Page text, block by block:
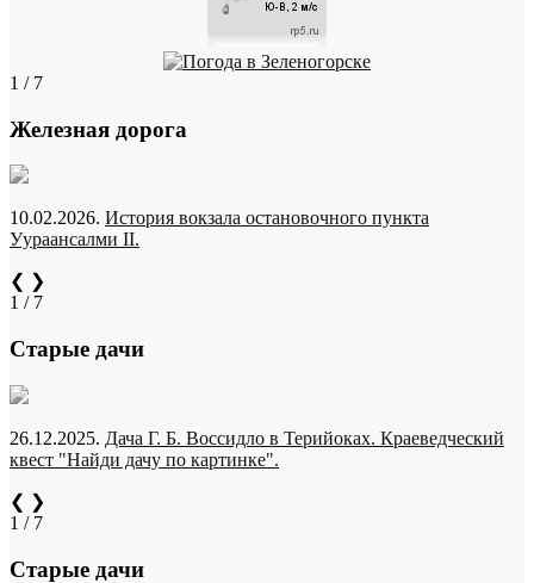
1 / 7
Железная дорога
10.02.2026. История вокзала остановочного пункта
Уураансалми II.
❮ ❯
1 / 7
Старые дачи
26.12.2025. Дача Г. Б. Воссидло в Терийоках. Краеведческий
квест "Найди дачу по картинке".
❮ ❯
1 / 7
Старые дачи